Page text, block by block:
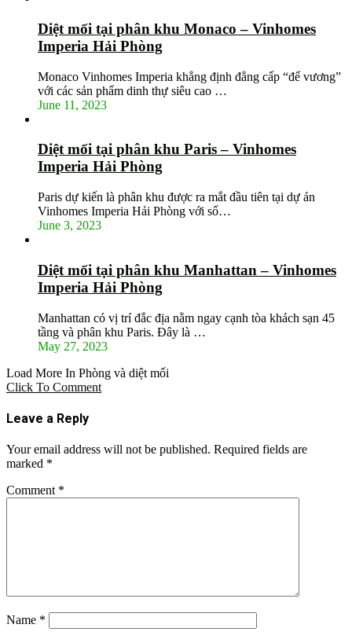
Diệt mối tại phân khu Monaco – Vinhomes
Imperia Hải Phòng
Monaco Vinhomes Imperia khẳng định đẳng cấp “đế vương”
với các sản phẩm dinh thự siêu cao …
June 11, 2023
Diệt mối tại phân khu Paris – Vinhomes
Imperia Hải Phòng
Paris dự kiến là phân khu được ra mắt đầu tiên tại dự án
Vinhomes Imperia Hải Phòng với số…
June 3, 2023
Diệt mối tại phân khu Manhattan – Vinhomes
Imperia Hải Phòng
Manhattan có vị trí đắc địa nằm ngay cạnh tòa khách sạn 45
tầng và phân khu Paris. Đây là …
May 27, 2023
Load More In Phòng và diệt mối
Click To Comment
Leave a Reply
Your email address will not be published. Required fields are
marked *
Comment *
Name *